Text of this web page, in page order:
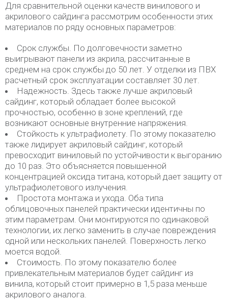
Для сравнительной оценки качеств винилового и
акрилового сайдинга рассмотрим особенности этих
материалов по ряду основных параметров:
Срок службы. По долговечности заметно
выигрывают панели из акрила, рассчитанные в
среднем на срок службы до 50 лет. У отделки из ПВХ
расчетный срок эксплуатации составляет 30 лет.
Надежность. Здесь также лучше акриловый
сайдинг, который обладает более высокой
прочностью, особенно в зоне креплений, где
возникают основные внутренние напряжения.
Стойкость к ультрафиолету. По этому показателю
также лидирует акриловый сайдинг, который
превосходит виниловый по устойчивости к выгоранию
до 10 раз. Это объясняется повышенной
концентрацией оксида титана, который дает защиту от
ультрафиолетового излучения.
Простота монтажа и ухода. Оба типа
облицовочных панелей практически идентичны по
этим параметрам. Они монтируются по одинаковой
технологии, их легко заменить в случае повреждения
одной или нескольких панелей. Поверхность легко
моется водой.
Стоимость. По этому показателю более
привлекательным материалов будет сайдинг из
винила, который стоит примерно в 1,5 раза меньше
акрилового аналога.